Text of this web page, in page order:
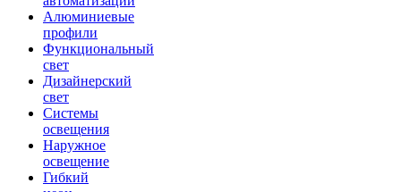
Алюминиевые
профили
Функциональный
свет
Дизайнерский
свет
Системы
освещения
Наружное
освещение
Гибкий